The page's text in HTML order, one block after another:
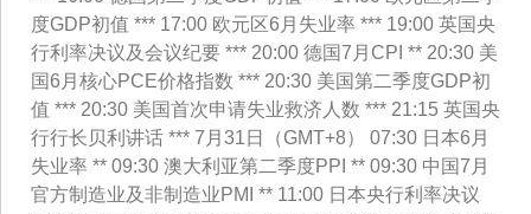
度GDP初值 *** 17:00 欧元区6月失业率 *** 19:00 英国央
行利率决议及会议纪要 *** 20:00 德国7月CPI ** 20:30 美
国6月核心PCE价格指数 *** 20:30 美国第二季度GDP初
值 *** 20:30 美国首次申请失业救济人数 *** 21:15 英国央
行行长贝利讲话 *** 7月31日（GMT+8） 07:30 日本6月
失业率 ** 09:30 澳大利亚第二季度PPI ** 09:30 中国7月
官方制造业及非制造业PMI ** 11:00 日本央行利率决议